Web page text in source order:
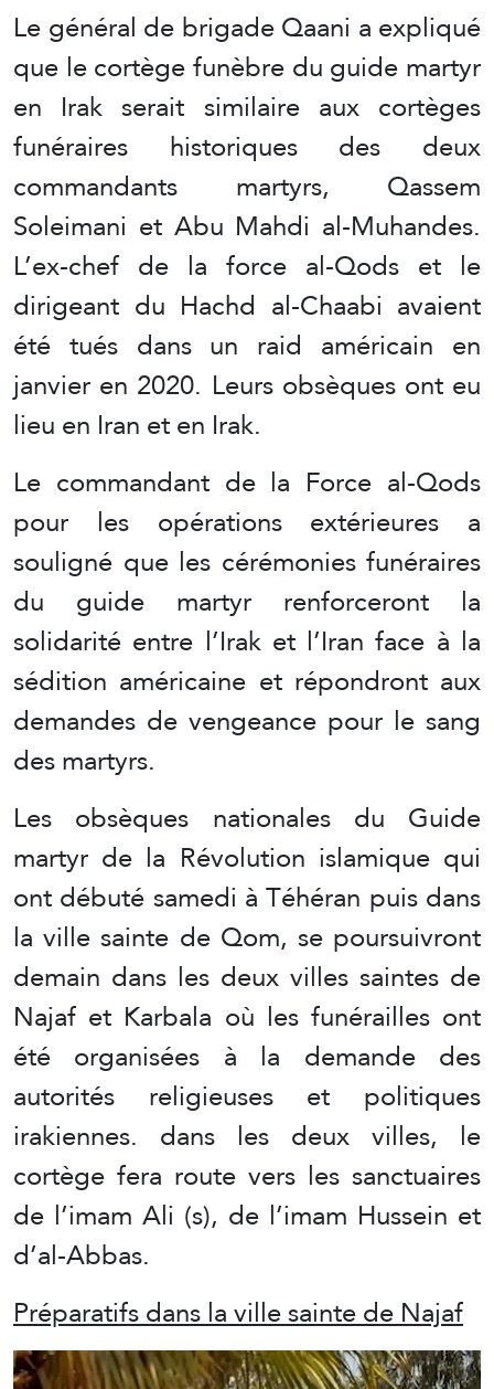
Le général de brigade Qaani a expliqué
que le cortège funèbre du guide martyr
en Irak serait similaire aux cortèges
funéraires historiques des deux
commandants martyrs, Qassem
Soleimani et Abu Mahdi al-Muhandes.
L’ex-chef de la force al-Qods et le
dirigeant du Hachd al-Chaabi avaient
été tués dans un raid américain en
janvier en 2020. Leurs obsèques ont eu
lieu en Iran et en Irak.
Le commandant de la Force al-Qods
pour les opérations extérieures a
souligné que les cérémonies funéraires
du guide martyr renforceront la
solidarité entre l’Irak et l’Iran face à la
sédition américaine et répondront aux
demandes de vengeance pour le sang
des martyrs.
Les obsèques nationales du Guide
martyr de la Révolution islamique qui
ont débuté samedi à Téhéran puis dans
la ville sainte de Qom, se poursuivront
demain dans les deux villes saintes de
Najaf et Karbala où les funérailles ont
été organisées à la demande des
autorités religieuses et politiques
irakiennes. dans les deux villes, le
cortège fera route vers les sanctuaires
de l’imam Ali (s), de l’imam Hussein et
d’al-Abbas.
Préparatifs dans la ville sainte de Najaf